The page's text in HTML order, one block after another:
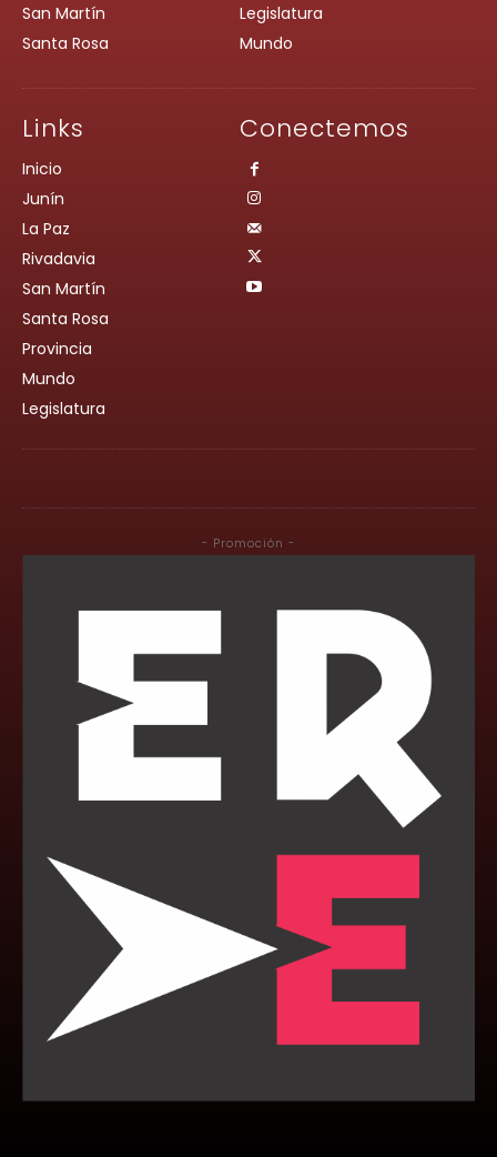
San Martín
Santa Rosa
Legislatura
Mundo
Links
Inicio
Junín
La Paz
Rivadavia
San Martín
Santa Rosa
Provincia
Mundo
Legislatura
Conectemos
- Promoción -